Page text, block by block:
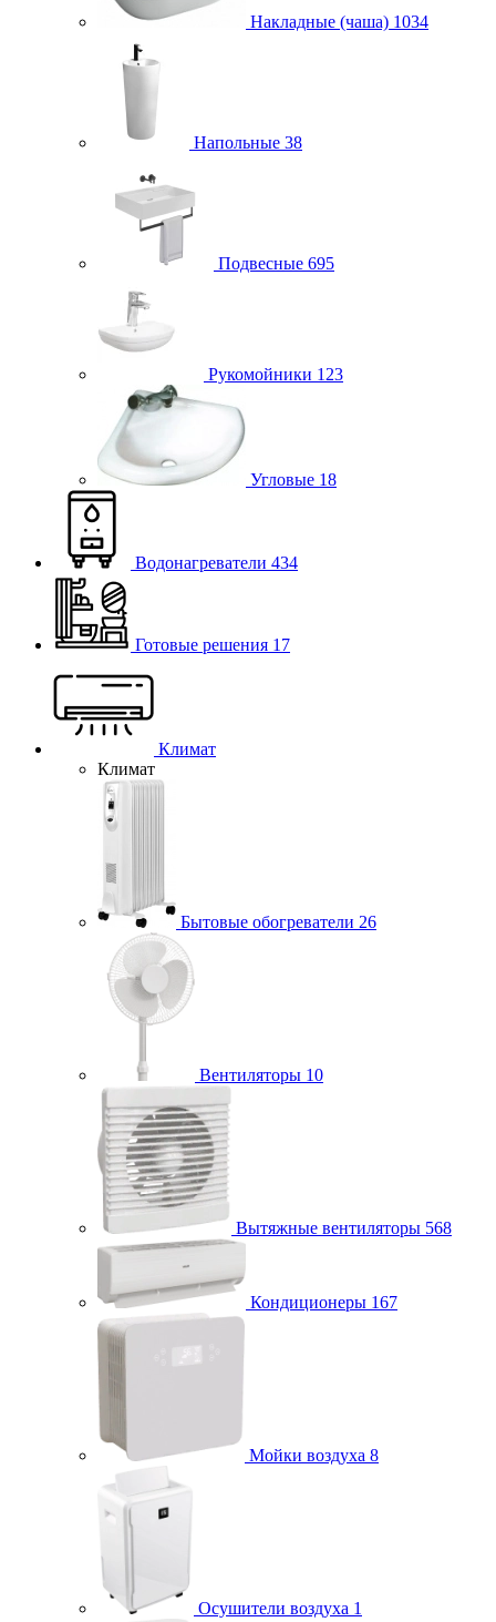
Накладные (чаша) 1034
Напольные 38
Подвесные 695
Рукомойники 123
Угловые 18
Водонагреватели 434
Готовые решения 17
Климат
Климат
Бытовые обогреватели 26
Вентиляторы 10
Вытяжные вентиляторы 568
Кондиционеры 167
Мойки воздуха 8
Осушители воздуха 1